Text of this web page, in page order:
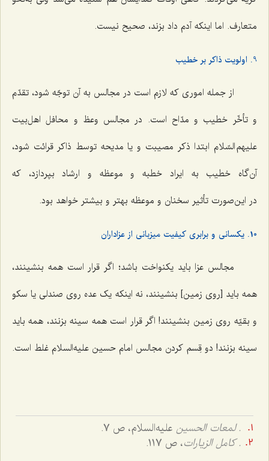
متعارف. اما اینکه آدم داد بزند، صحیح نیست.
9. اولویت ذاکر بر خطیب
از جمله اموری که لازم است در مجالس به آن توجّه شود، تقدّم
و تأخّر خطیب و مدّاح است. در مجالس وعظ و محافل اهل‌بیت
علیهم السّلام ابتدا ذکر مصیبت و یا مدیحه توسط ذاکر قرائت شود،
آن‌گاه خطیب به ایراد خطبه و موعظه و ارشاد بپردازد، که
در این‌صورت تأثیر سخنان و موعظه بهتر و بیشتر خواهد بود.
10. یکسانی و برابری کیفیت میزبانی از عزاداران
مجالس عزا باید یکنواخت باشد؛ اگر قرار است همه بنشینند،
همه باید [روی زمین] بنشینند، نه اینکه یک عده روی صندلی یا سکو
و بقیّه روی زمین بنشینند! اگر قرار است همه سینه بزنند، همه باید
سینه بزنند! دو قِسم کردن مجالس امام حسین علیه‌السلام غلط است.
. لمعات الحسین علیه‌السلام، ص 7.
. كامل الزيارات، ص 117.